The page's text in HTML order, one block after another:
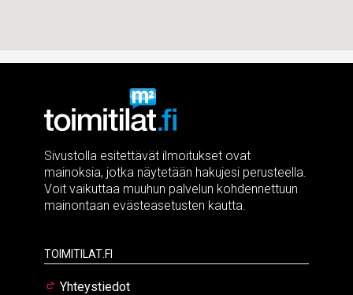
Sivustolla esitettävät ilmoitukset ovat
mainoksia, jotka näytetään hakujesi perusteella.
Voit vaikuttaa muuhun palvelun kohdennettuun
mainontaan evästeasetusten kautta.
Toimitilat.fi
Yhteystiedot